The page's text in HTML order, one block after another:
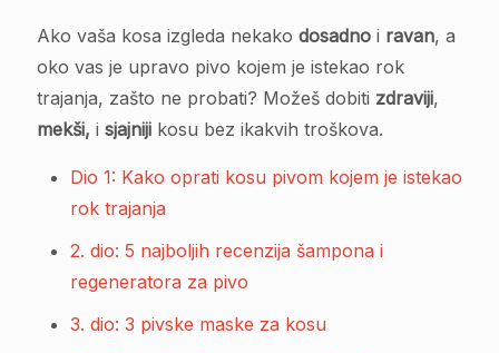
Ako vaša kosa izgleda nekako dosadno i ravan, a
oko vas je upravo pivo kojem je istekao rok
trajanja, zašto ne probati? Možeš dobiti zdraviji,
mekši, i sjajniji kosu bez ikakvih troškova.
Dio 1: Kako oprati kosu pivom kojem je istekao
rok trajanja
2. dio: 5 najboljih recenzija šampona i
regeneratora za pivo
3. dio: 3 pivske maske za kosu